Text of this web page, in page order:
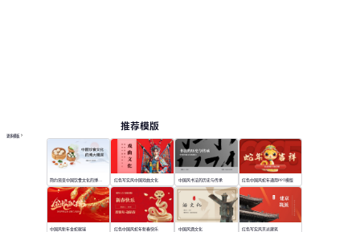
推荐模版
更多模板
简约渐变中国饮食文化的博大精深 红色写实风中国戏曲文化 中国风书法的历史与传承 红色中国风蛇年通用PPT模版
中国风新年金蛇献瑞 红色中国风蛇年新春快乐 中国风酒文化 红色写实风京派建筑